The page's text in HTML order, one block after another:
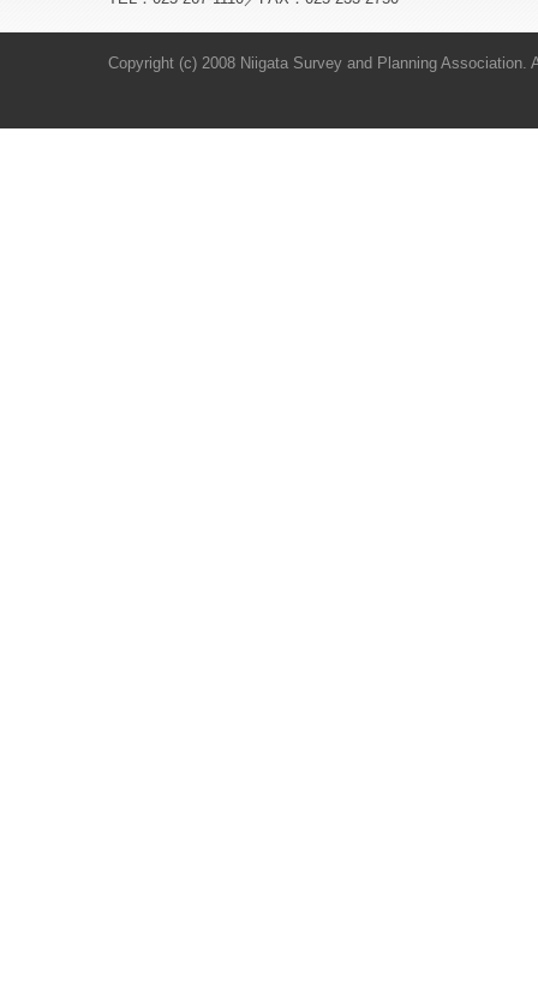
Copyright (c) 2008 Niigata Survey and Planning Association.